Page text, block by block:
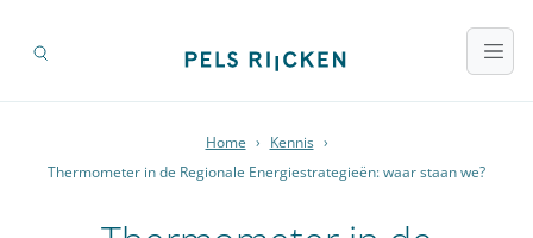
Home › Kennis ›
Thermometer in de Regionale Energiestrategieën: waar staan we?